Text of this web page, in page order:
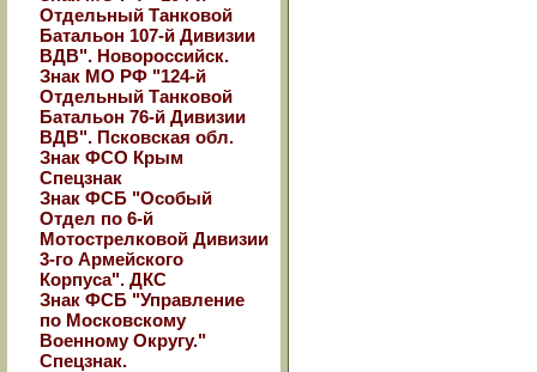
Отдельный Танковой
Батальон 107-й Дивизии
ВДВ". Новороссийск.
Знак МО РФ "124-й
Отдельный Танковой
Батальон 76-й Дивизии
ВДВ". Псковская обл.
Знак ФСО Крым
Спецзнак
Знак ФСБ "Особый
Отдел по 6-й
Мотострелковой Дивизии
3-го Армейского
Корпуса". ДКС
Знак ФСБ "Управление
по Московскому
Военному Округу."
Спецзнак.